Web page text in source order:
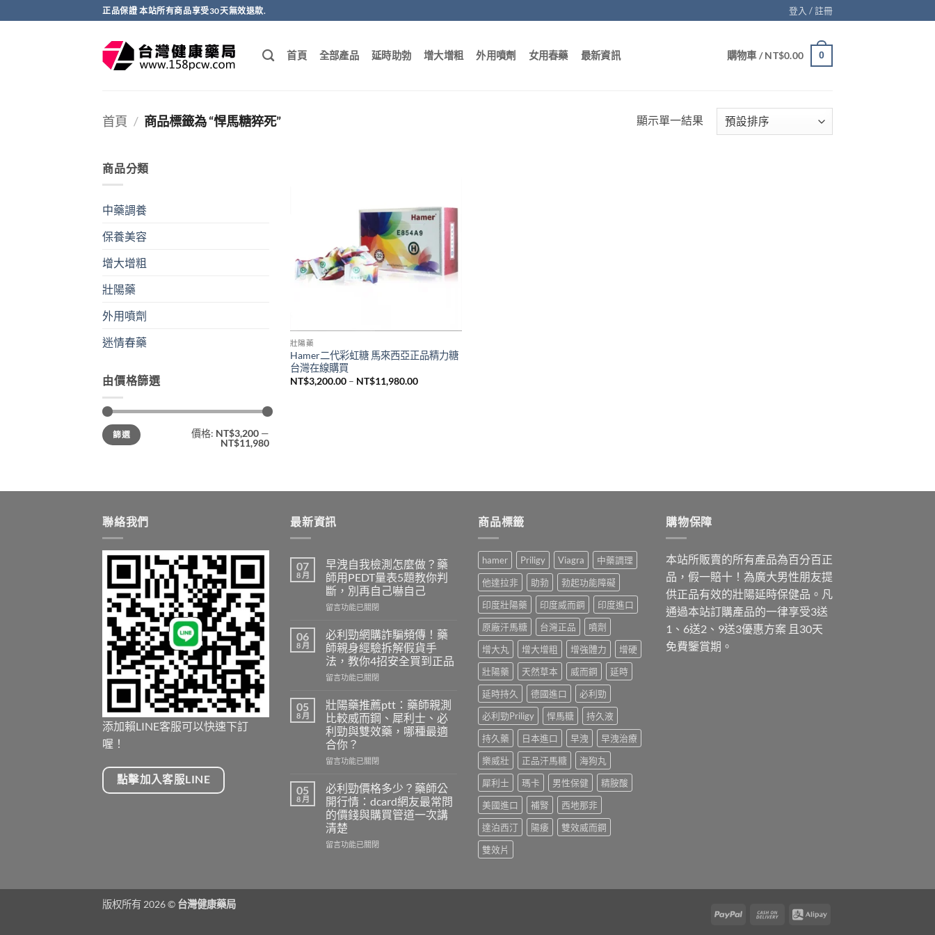
轉
正品保證 本站所有商品享受30天無效退款. 登入 / 註冊
首頁 全部產品 延時助勃 增大增粗 外用噴劑 女用春藥 最新資訊 購物車 /NT$0.00 0
首頁 / 商品標籤為 “悍馬糖猝死” 顯示單一結果
商品分類
中藥調養
保養美容
增大增粗
壯陽藥
外用噴劑
迷情春藥
由價格篩選
最
低
價
最
高
價
篩選 價格: NT$3,200 —
NT$11,980
壯陽藥
Hamer二代彩虹糖 馬來西亞正品精力糖
台灣在線購買
NT$3,200.00 – NT$11,980.00價
聯絡我們
添加賴LINE客服可以快速下訂
喔！
點擊加入客服LINE
最新資訊
07
8 月
早洩自我檢測怎麼做？藥
師用PEDT量表5題教你判
斷，別再自己嚇自己
在
洩
自
我
檢
測
麼
做？
藥
師
用
PEDT
表
5
題
教
你
判
自
留言功能已關閉
06
8 月
必利勁網購詐騙頻傳！藥
師親身經驗拆解假貨手
法，教你4招安全買到正品
在
利
勁
網
購
詐
騙
傳！
藥
師
親
身
經
假
留言功能已關閉
05
8 月
壯陽藥推薦ptt：藥師親測
比較威而鋼、犀利士、必
利勁與雙效藥，哪種最適
合你？
在
陽
藥
推
薦
ptt：
藥
比
留言功能已關閉
05
8 月
必利勁價格多少？藥師公
開行情：dcard網友最常問
的價錢與購買管道一次講
清楚
在
價
留言功能已關閉
商品標籤
hamer Priligy Viagra
中藥調理
他達拉非
助勃
勃起功能障礙
印度壯陽藥
印度威而鋼
印度進口
原廠汗馬糖
台灣正品
噴劑
增大丸
增大增粗 增強體力
增硬
壯陽藥
天然草本 威而鋼
延時
延時持久
德國進口
必利勁
必利勁Priligy
悍馬糖
持久液
持久藥
日本進口 早洩
早洩治療
樂威壯
正品汗馬糖
海狗丸
犀利士
瑪卡 男性保健
精胺酸
美國進口
補腎
西地那非
達泊西汀
陽痿
雙效威而鋼
雙效片
購物保障
本站所販賣的所有產品為百分百正
品，假一賠十！為廣大男性朋友提
供正品有效的壯陽延時保健品。凡
通過本站訂購產品的一律享受3送
1、6送2、9送3優惠方案 且30天
免費鑒賞期。
PayPal
Cash
Alipay
版权所有 2026 © 台灣健康藥局